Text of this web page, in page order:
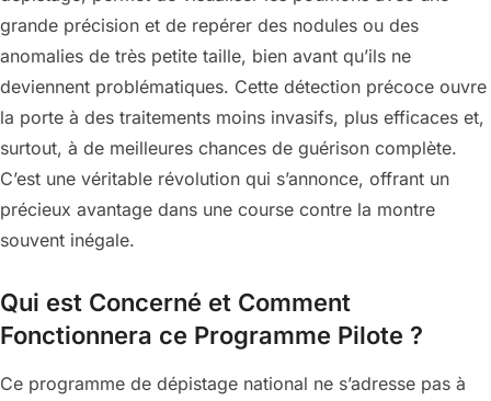
grande précision et de repérer des nodules ou des
anomalies de très petite taille, bien avant qu’ils ne
deviennent problématiques. Cette détection précoce ouvre
la porte à des traitements moins invasifs, plus efficaces et,
surtout, à de meilleures chances de guérison complète.
C’est une véritable révolution qui s’annonce, offrant un
précieux avantage dans une course contre la montre
souvent inégale.
Qui est Concerné et Comment
Fonctionnera ce Programme Pilote ?
Ce programme de dépistage national ne s’adresse pas à